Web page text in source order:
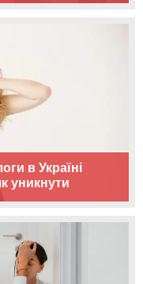
в Україні
уникнути